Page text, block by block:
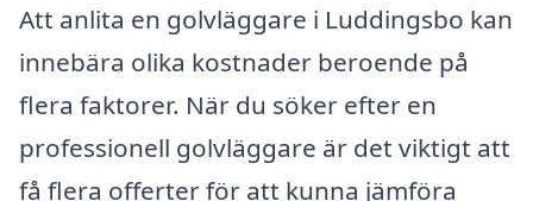
Att anlita en golvläggare i Luddingsbo kan
innebära olika kostnader beroende på
flera faktorer. När du söker efter en
professionell golvläggare är det viktigt att
få flera offerter för att kunna jämföra